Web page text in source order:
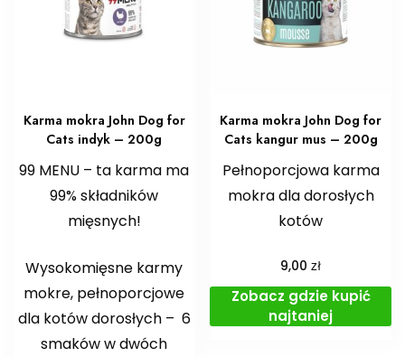
Karma mokra John Dog for
Cats indyk – 200g
99 MENU – ta karma ma
99% składników
mięsnych!
Wysokomięsne karmy
mokre, pełnoporcjowe
dla kotów dorosłych – 6
smaków w dwóch
Karma mokra John Dog for
Cats kangur mus – 200g
Pełnoporcjowa karma
mokra dla dorosłych
kotów
9,00zł
Zobacz gdzie kupić
najtaniej